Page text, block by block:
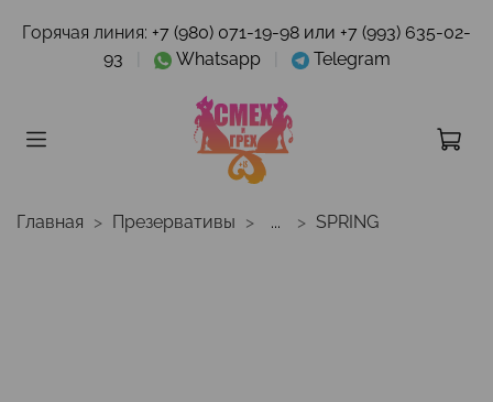
Горячая линия: +7 (980) 071-19-98 или +7 (993) 635-02-
93
Whatsapp Telegram
Главная Презервативы ... SPRING